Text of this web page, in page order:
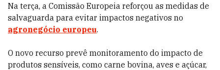
Na terça, a Comissão Europeia reforçou as medidas de
salvaguarda para evitar impactos negativos no
agronegócio europeu.
O novo recurso prevê monitoramento do impacto de
produtos sensíveis, como carne bovina, aves e açúcar,